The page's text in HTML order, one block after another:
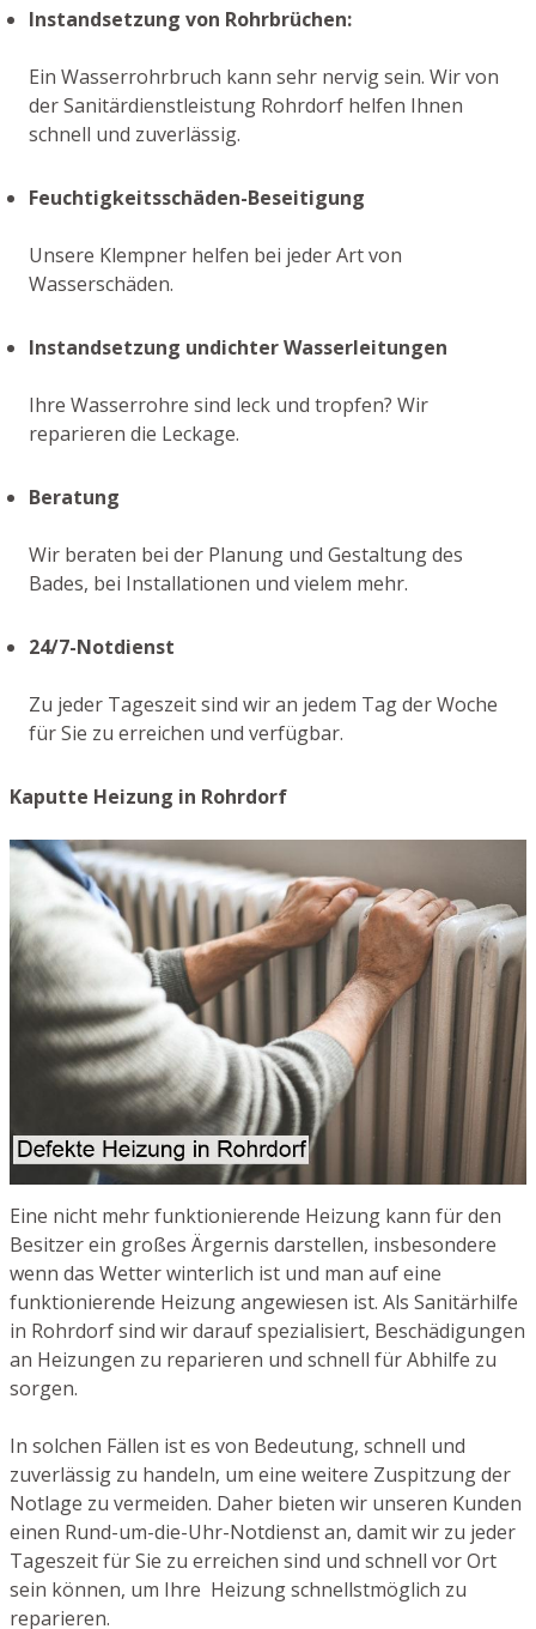
Instandsetzung von Rohrbrüchen:
Ein Wasserrohrbruch kann sehr nervig sein. Wir von
der Sanitärdienstleistung Rohrdorf helfen Ihnen
schnell und zuverlässig.
Feuchtigkeitsschäden-Beseitigung
Unsere Klempner helfen bei jeder Art von
Wasserschäden.
Instandsetzung undichter Wasserleitungen
Ihre Wasserrohre sind leck und tropfen? Wir
reparieren die Leckage.
Beratung
Wir beraten bei der Planung und Gestaltung des
Bades, bei Installationen und vielem mehr.
24/7-Notdienst
Zu jeder Tageszeit sind wir an jedem Tag der Woche
für Sie zu erreichen und verfügbar.
Kaputte Heizung in Rohrdorf
Eine nicht mehr funktionierende Heizung kann für den
Besitzer ein großes Ärgernis darstellen, insbesondere
wenn das Wetter winterlich ist und man auf eine
funktionierende Heizung angewiesen ist. Als Sanitärhilfe
in Rohrdorf sind wir darauf spezialisiert, Beschädigungen
an Heizungen zu reparieren und schnell für Abhilfe zu
sorgen.
In solchen Fällen ist es von Bedeutung, schnell und
zuverlässig zu handeln, um eine weitere Zuspitzung der
Notlage zu vermeiden. Daher bieten wir unseren Kunden
einen Rund-um-die-Uhr-Notdienst an, damit wir zu jeder
Tageszeit für Sie zu erreichen sind und schnell vor Ort
sein können, um Ihre Heizung schnellstmöglich zu
reparieren.